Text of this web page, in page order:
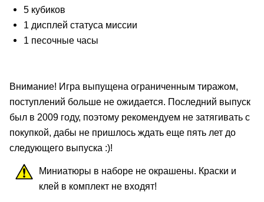
5 кубиков
1 дисплей статуса миссии
1 песочные часы
Внимание! Игра выпущена ограниченным тиражом,
поступлений больше не ожидается. Последний выпуск
был в 2009 году, поэтому рекомендуем не затягивать с
покупкой, дабы не пришлось ждать еще пять лет до
следующего выпуска :)!
Миниатюры в наборе не окрашены. Краски и
клей в комплект не входят!